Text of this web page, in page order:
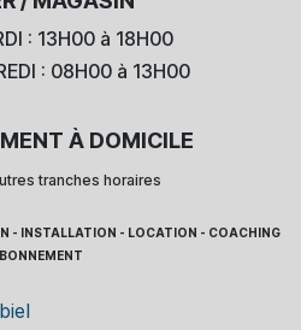
: 13H00 à 18H00
: 08H00 à 13H00
À DOMICILE
tranches horaires
- INSTALLATION - LOCATION - COACHING